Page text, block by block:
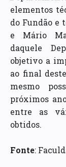
elementos
do Fundão e
e Mário
daquele
objetivo a
ao final
mesmo
próximos
entre as
obtidos.
Fonte: